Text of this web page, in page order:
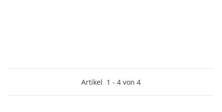
Artikel 1 - 4 von 4